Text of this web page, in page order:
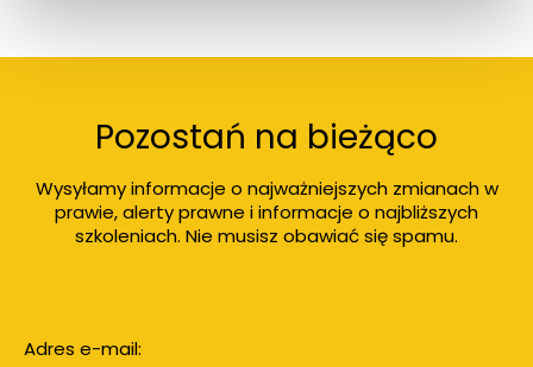
Pozostań na bieżąco
Wysyłamy informacje o najważniejszych zmianach w
prawie, alerty prawne i informacje o najbliższych
szkoleniach. Nie musisz obawiać się spamu.
Adres e-mail: